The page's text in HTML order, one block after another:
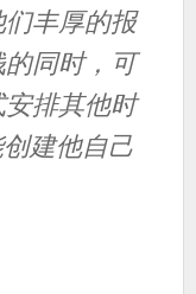
丰厚的报
同时，可
排其他时
建他自己